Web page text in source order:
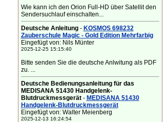
Wie kann ich den Orion Full-HD über Satellit den
Sendersuchlauf einschalten...
Deutsche Anleitung- KOSMOS 698232
Zauberschule Magic - Gold Edition Mehrfarbig
Eingefügt von: Nils Münter
2025-12-25 15:15:40
Bitte senden Sie die deutsche Anlwitung als PDF
zu. ...
Deutsche Bedienungsanleitung für das
MEDISANA 51430 Handgelenk-
Blutdruckmessgerät- MEDISANA 51430
Handgelenk-Blutdruckmessgerät
Eingefügt von: Walter Meienberg
2025-12-13 16:24:54